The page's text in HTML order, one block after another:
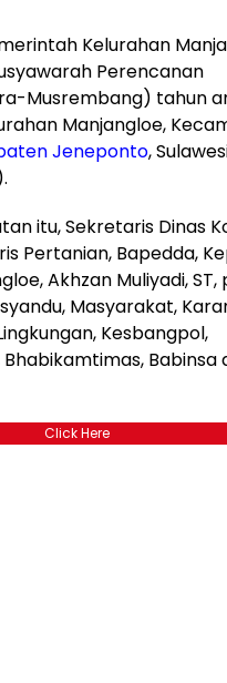
Kelurahan
Perencanan
Musrembang) tahun
Manjangloe,
Jeneponto,
itu, Sekretaris Dinas
Pertanian, Bapedda,
Akhzan Muliyadi, ST,
Masyarakat,
Kesbangpol,
Bhabikamtimas, Babinsa
Click Here